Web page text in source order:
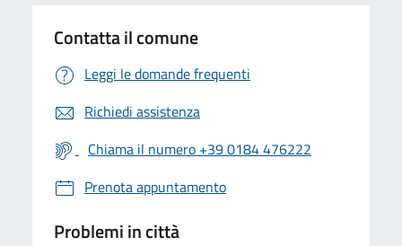
Contatta il comune
Leggi le domande frequenti
Richiedi assistenza
Chiama il numero +39 0184 476222
Prenota appuntamento
Problemi in città